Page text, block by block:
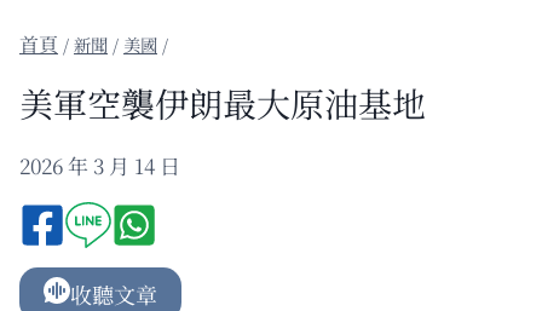
/新聞 / 美國 /
美軍空襲伊朗最大原油基地
2026 年 3 月 14 日
收聽文章